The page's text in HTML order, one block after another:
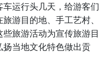
运行头几天，给游客们
游目的地、手工艺村、
旅游活动为宣传旅游目
当地文化特色做出贡